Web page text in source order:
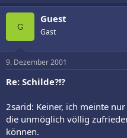
G
Guest
Gast
9. Dezember 2001
Re: Schilde?!?
2sarid: Keiner, ich meinte
die unmöglich völlig
können.